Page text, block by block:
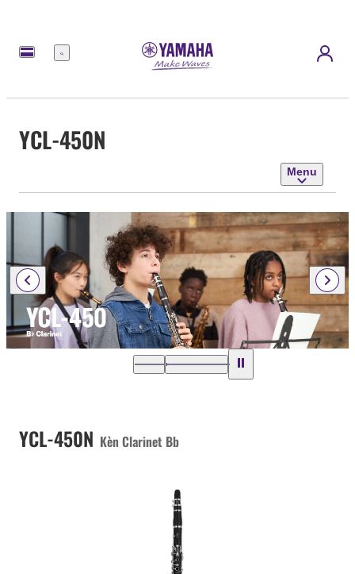
Menu
YCL-450N
Menu
YCL-450N Kèn Clarinet Bb